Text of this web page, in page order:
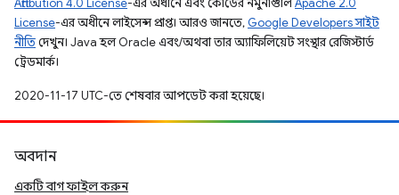
Attribution 4.0 License-এর অধীনে এবং কোডের নমুনাগুলিApache 2.0
License-এর অধীনে লাইসেন্স প্রাপ্ত। আরও জানতে, Google Developers সাইট
নীতিদেখুন। Java হল Oracle এবং/অথবা তার অ্যাফিলিয়েট সংস্থার রেজিস্টার্ড
ট্রেডমার্ক।
2020-11-17 UTC-তে শেষবার আপডেট করা হয়েছে।
অবদান
একটি বাগ ফাইল করুন